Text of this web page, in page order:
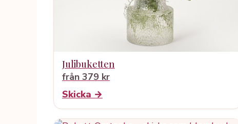
Julibuketten
från 379 kr
Skicka →